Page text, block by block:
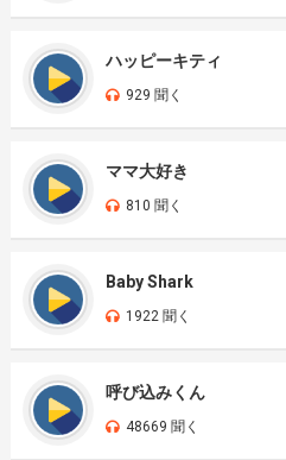
ハッピーキティ
929 聞く
ママ大好き
810 聞く
Baby Shark
1922 聞く
呼び込みくん
48669 聞く